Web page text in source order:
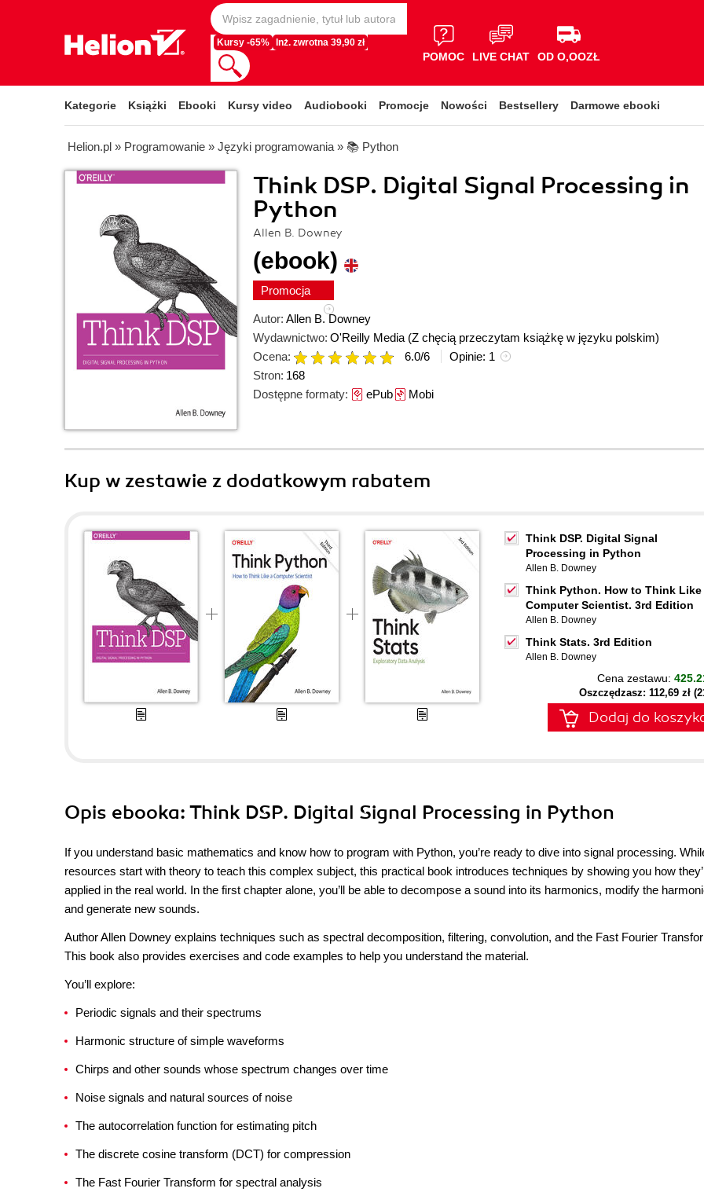
Kursy -65% Inż. zwrotna 39,90 zł
POMOC LIVE CHAT OD O,OOZŁ
Kategorie Książki Ebooki Kursy video Audiobooki Promocje Nowości Bestsellery Darmowe ebooki
Helion.pl » Programowanie » Języki programowania » 📚 Python
Think DSP. Digital Signal Processing in
Python
Allen B. Downey
(ebook)
Promocja
Autor: Allen B. Downey
Wydawnictwo: O'Reilly Media (Z chęcią przeczytam książkę w języku polskim)
Ocena:
6.0/6 Opinie: 1
Stron: 168
Dostępne formaty: ePubMobi
Kup w zestawie z dodatkowym rabatem
Think DSP. Digital Signal
Processing in Python
Allen B. Downey
Think Python. How to Think Like
Computer Scientist. 3rd Edition
Allen B. Downey
Think Stats. 3rd Edition
Allen B. Downey
Cena zestawu:
Oszczędzasz: 112,69 zł
Dodaj do
Opis ebooka: Think DSP. Digital Signal Processing in Python
If you understand basic mathematics and know how to program with Python, you’re ready to dive into signal processing.
resources start with theory to teach this complex subject, this practical book introduces techniques by showing you how
applied in the real world. In the first chapter alone, you’ll be able to decompose a sound into its harmonics, modify the
and generate new sounds.
Author Allen Downey explains techniques such as spectral decomposition, filtering, convolution, and the Fast Fourier
This book also provides exercises and code examples to help you understand the material.
You’ll explore:
Periodic signals and their spectrums
Harmonic structure of simple waveforms
Chirps and other sounds whose spectrum changes over time
Noise signals and natural sources of noise
The autocorrelation function for estimating pitch
The discrete cosine transform (DCT) for compression
The Fast Fourier Transform for spectral analysis